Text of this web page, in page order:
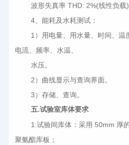
波形失真率 THD: 2%(线性负载)
4 、能耗及水耗测试：
1 ）用电量、用水量、时间、温
电流、频率、水温、
水压。
2）曲线显示与查询界面。
3）存储、查询。
五.试验室库体要求
1.试验间库体：采用 50mm 厚
聚氨酯库板；